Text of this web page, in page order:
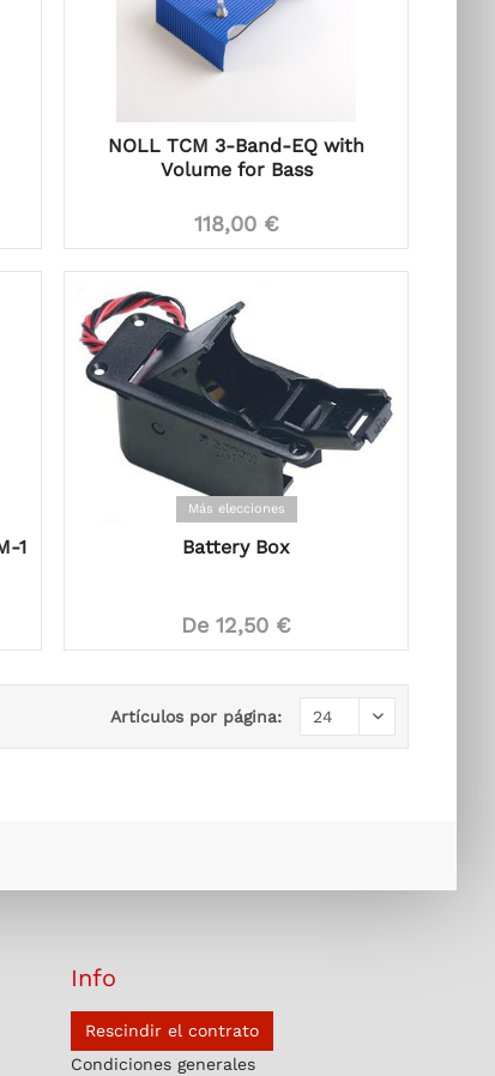
NOLL TCM 3-Band-EQ with
Volume for Bass
118,00 €
1
Más elecciones
Battery Box
De 12,50 €
Artículos por página:
Info
Rescindir el contrato
Condiciones generales